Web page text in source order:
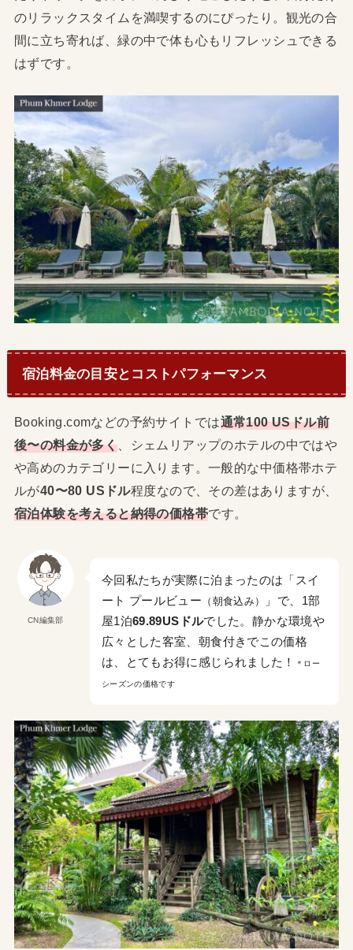
のリラックスタイムを満喫するのにぴったり。観光の合
間に立ち寄れば、緑の中で体も心もリフレッシュできる
はずです。
宿泊料金の目安とコストパフォーマンス
Booking.comなどの予約サイトでは通常100 USドル前
後〜の料金が多く 、シェムリアップのホテルの中ではや
や高めのカテゴリーに入ります。一般的な中価格帯ホテ
ルが40〜80 USドル程度なので、その差はありますが、
宿泊体験を考えると納得の価格帯です。
CN編集部
今回私たちが実際に泊まったのは「スイ
ート プールビュー （朝食込み）
」で、1部
屋1泊69.89USドルでした。静かな環境や
広々とした客室、朝食付きでこの価格
は、とてもお得に感じられました！
＊ロー
シーズンの価格です